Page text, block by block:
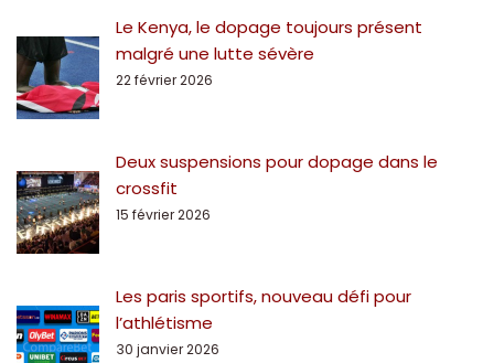
Le Kenya, le dopage toujours présent
malgré une lutte sévère
22 février 2026
Deux suspensions pour dopage dans le
crossfit
15 février 2026
Les paris sportifs, nouveau défi pour
l’athlétisme
30 janvier 2026